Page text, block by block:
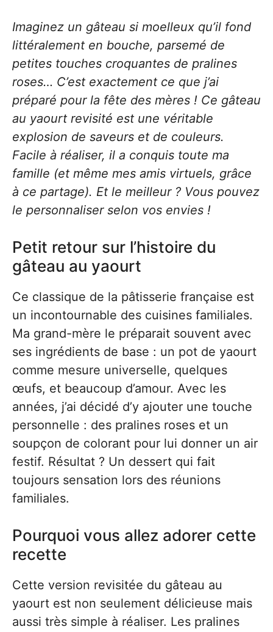
Imaginez un gâteau si moelleux qu’il fond
littéralement en bouche, parsemé de
petites touches croquantes de pralines
roses… C’est exactement ce que j’ai
préparé pour la fête des mères ! Ce gâteau
au yaourt revisité est une véritable
explosion de saveurs et de couleurs.
Facile à réaliser, il a conquis toute ma
famille (et même mes amis virtuels, grâce
à ce partage). Et le meilleur ? Vous pouvez
le personnaliser selon vos envies !
Petit retour sur l’histoire du
gâteau au yaourt
Ce classique de la pâtisserie française est
un incontournable des cuisines familiales.
Ma grand-mère le préparait souvent avec
ses ingrédients de base : un pot de yaourt
comme mesure universelle, quelques
œufs, et beaucoup d’amour. Avec les
années, j’ai décidé d’y ajouter une touche
personnelle : des pralines roses et un
soupçon de colorant pour lui donner un air
festif. Résultat ? Un dessert qui fait
toujours sensation lors des réunions
familiales.
Pourquoi vous allez adorer cette
recette
Cette version revisitée du gâteau au
yaourt est non seulement délicieuse mais
aussi très simple à réaliser. Les pralines